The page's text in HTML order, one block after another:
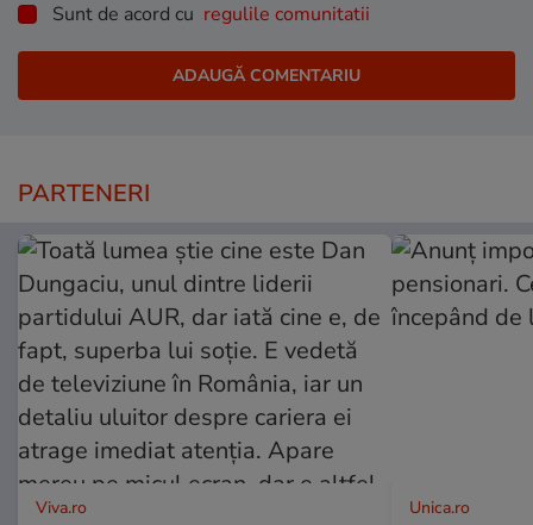
Sunt de acord cu regulile comunitatii
PARTENERI
Viva.ro Unica.ro